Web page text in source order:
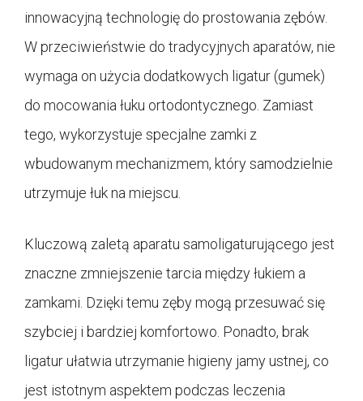
innowacyjną technologię do prostowania zębów.
W przeciwieństwie do tradycyjnych aparatów, nie
wymaga on użycia dodatkowych ligatur (gumek)
do mocowania łuku ortodontycznego. Zamiast
tego, wykorzystuje specjalne zamki z
wbudowanym mechanizmem, który samodzielnie
utrzymuje łuk na miejscu.
Kluczową zaletą aparatu samoligaturującego jest
znaczne zmniejszenie tarcia między łukiem a
zamkami. Dzięki temu zęby mogą przesuwać się
szybciej i bardziej komfortowo. Ponadto, brak
ligatur ułatwia utrzymanie higieny jamy ustnej, co
jest istotnym aspektem podczas leczenia